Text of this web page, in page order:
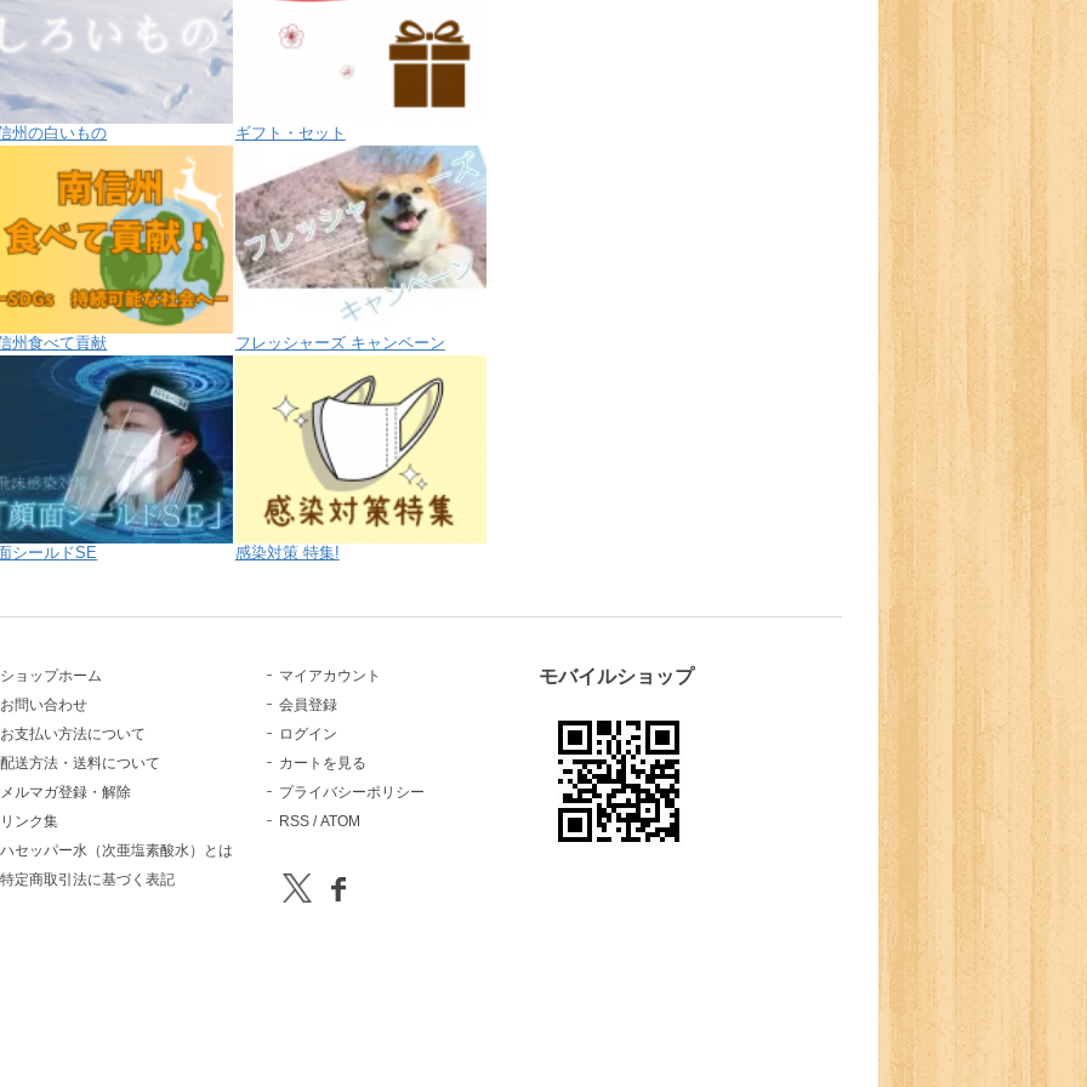
州の白いもの ギフト・セット
州食べて貢献 フレッシャーズ キャンペーン
シールドSE 感染対策 特集!
ショップホーム
お問い合わせ
お支払い方法について
配送方法・送料について
メルマガ登録・解除
リンク集
ハセッパー水（次亜塩素酸水）とは
特定商取引法に基づく表記
マイアカウント
会員登録
ログイン
カートを見る
プライバシーポリシー
RSS /ATOM
モバイルショップ